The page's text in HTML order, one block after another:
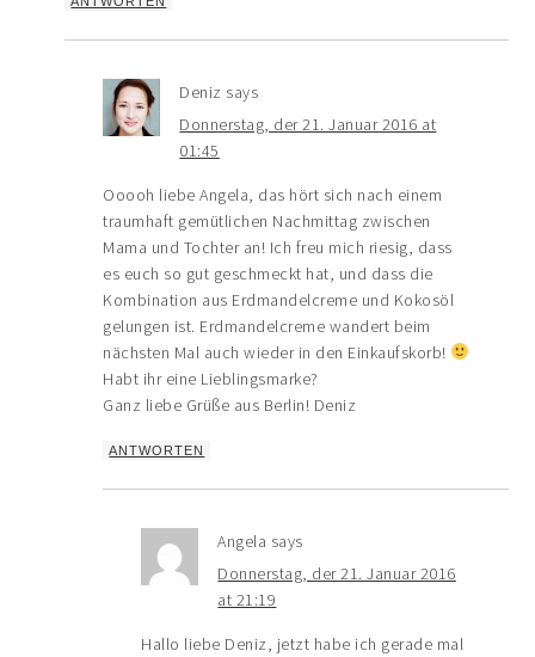
Deniz says
Donnerstag, der 21. Januar 2016 at
01:45
Ooooh liebe Angela, das hört sich nach einem
traumhaft gemütlichen Nachmittag zwischen
Mama und Tochter an! Ich freu mich riesig, dass
es euch so gut geschmeckt hat, und dass die
Kombination aus Erdmandelcreme und Kokosöl
gelungen ist. Erdmandelcreme wandert beim
nächsten Mal auch wieder in den Einkaufskorb!
Habt ihr eine Lieblingsmarke?
Ganz liebe Grüße aus Berlin! Deniz
ANTWORTEN
Angela says
Donnerstag, der 21. Januar 2016
at 21:19
Hallo liebe Deniz, jetzt habe ich gerade mal